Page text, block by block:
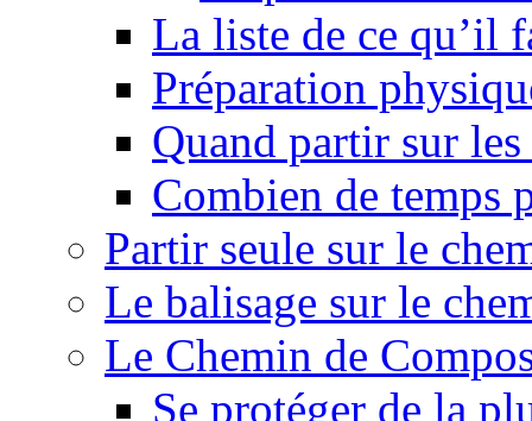
La liste de ce qu’il
Préparation
Quand partir sur
Combien de
Partir seule sur le
Le balisage sur le
Le Chemin de
Se protéger de la